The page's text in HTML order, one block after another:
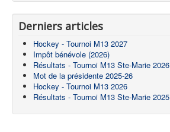
Derniers articles
Hockey - Tournoi M13 2027
Impôt bénévole (2026)
Résultats - Tournoi M13 Ste-Marie 2026
Mot de la présidente 2025-26
Hockey - Tournoi M13 2026
Résultats - Tournoi M13 Ste-Marie 2025